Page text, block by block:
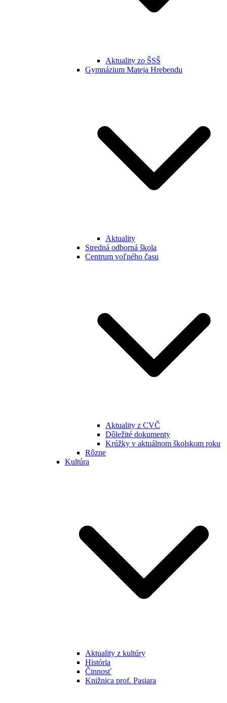
Aktuality zo ŠSŠ
Gymnázium Mateja Hrebendu
Aktuality
Stredná odborná škola
Centrum voľného času
Aktuality z CVČ
Dôležité dokumenty
Krúžky v aktuálnom školskom roku
Rôzne
Kultúra
Aktuality z kultúry
História
Činnosť
Knižnica prof. Pasiara